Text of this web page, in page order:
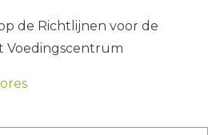
de Richtlijnen voor de
Voedingscentrum